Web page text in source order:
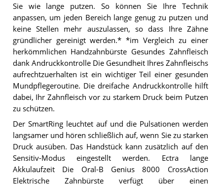
Sie wie lange putzen. So können Sie Ihre Technik
anpassen, um jeden Bereich lange genug zu putzen und
keine Stellen mehr auszulassen, so dass Ihre Zähne
gründlicher gereinigt werden.* *im Vergleich zu einer
herkömmlichen Handzahnbürste Gesundes Zahnfleisch
dank Andruckkontrolle Die Gesundheit Ihres Zahnfleischs
aufrechtzuerhalten ist ein wichtiger Teil einer gesunden
Mundpflegeroutine. Die dreifache Andruckkontrolle hilft
dabei, Ihr Zahnfleisch vor zu starkem Druck beim Putzen
zu schützen.
Der SmartRing leuchtet auf und die Pulsationen werden
langsamer und hören schließlich auf, wenn Sie zu starken
Druck ausüben. Das Handstück kann zusätzlich auf den
Sensitiv-Modus eingestellt werden. Ectra lange
Akkulaufzeit Die Oral-B Genius 8000 CrossAction
Elektrische Zahnbürste verfügt über einen